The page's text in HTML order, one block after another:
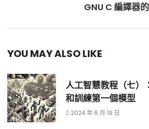
GNU C 編譯器
YOU MAY ALSO LIKE
人工智慧教程（七
和訓練第一個模型
2024 年 6 月 19 日